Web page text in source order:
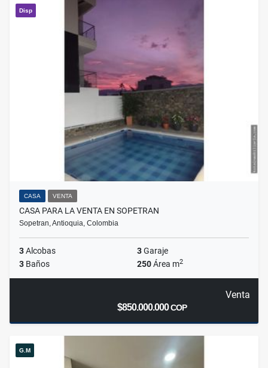
Disp
CASA VENTA
CASA PARA LA VENTA EN SOPETRAN
Sopetran, Antioquia, Colombia
3Alcobas 3Garaje
3 Baños 250Área m2
Venta
$850.000.000COP
G.M